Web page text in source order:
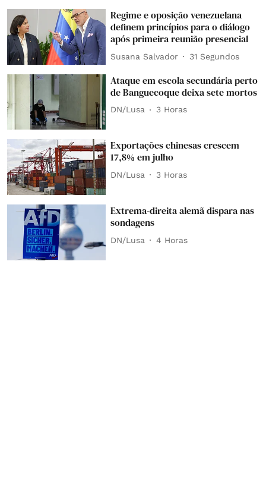
Regime e oposição venezuelana
definem princípios para o diálogo
após primeira reunião presencial
Susana Salvador 32 Segundos
Ataque em escola secundária perto
de Banguecoque deixa sete mortos
DN/Lusa 3 Horas
Exportações chinesas crescem
17,8% em julho
DN/Lusa 3 Horas
Extrema-direita alemã dispara nas
sondagens
DN/Lusa 4 Horas